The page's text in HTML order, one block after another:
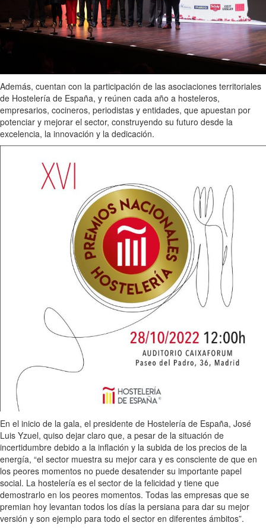
Además, cuentan con la participación de las asociaciones territoriales
de Hostelería de España, y reúnen cada año a hosteleros,
empresarios, cocineros, periodistas y entidades, que apuestan por
potenciar y mejorar el sector, construyendo su futuro desde la
excelencia, la innovación y la dedicación.
En el inicio de la gala, el presidente de Hostelería de España, José
Luis Yzuel, quiso dejar claro que, a pesar de la situación de
incertidumbre debido a la inflación y la subida de los precios de la
energía, “el sector muestra su mejor cara y es consciente de que en
los peores momentos no puede desatender su importante papel
social. La hostelería es el sector de la felicidad y tiene que
demostrarlo en los peores momentos. Todas las empresas que se
premian hoy levantan todos los días la persiana para dar su mejor
versión y son ejemplo para todo el sector en diferentes ámbitos”.